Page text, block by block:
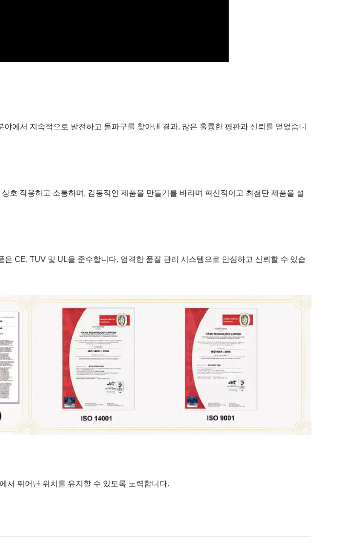
에서 지속적으로 발전하고 돌파구를 찾아낸 결과, 많은 훌륭한 평판과 신뢰를 얻었습니
호 작용하고 소통하며, 감동적인 제품을 만들기를 바라며 혁신적이고 최첨단 제품을 설
CE, TUV 및 UL을 준수합니다. 엄격한 품질 관리 시스템으로 안심하고 신뢰할 수 있습
서 뛰어난 위치를 유지할 수 있도록 노력합니다.